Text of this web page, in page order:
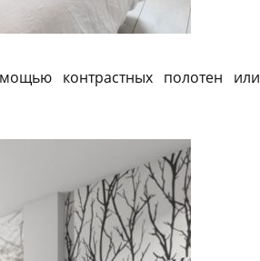
контрастных полотен или